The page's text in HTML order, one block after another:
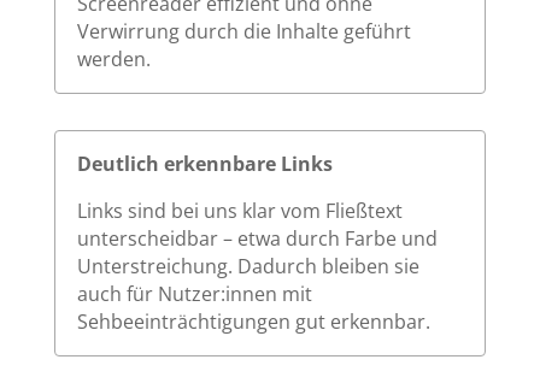
Verwirrung durch die Inhalte geführt
werden.
Deutlich erkennbare Links
Links sind bei uns klar vom Fließtext
unterscheidbar – etwa durch Farbe und
Unterstreichung. Dadurch bleiben sie
auch für Nutzer:innen mit
Sehbeeinträchtigungen gut erkennbar.